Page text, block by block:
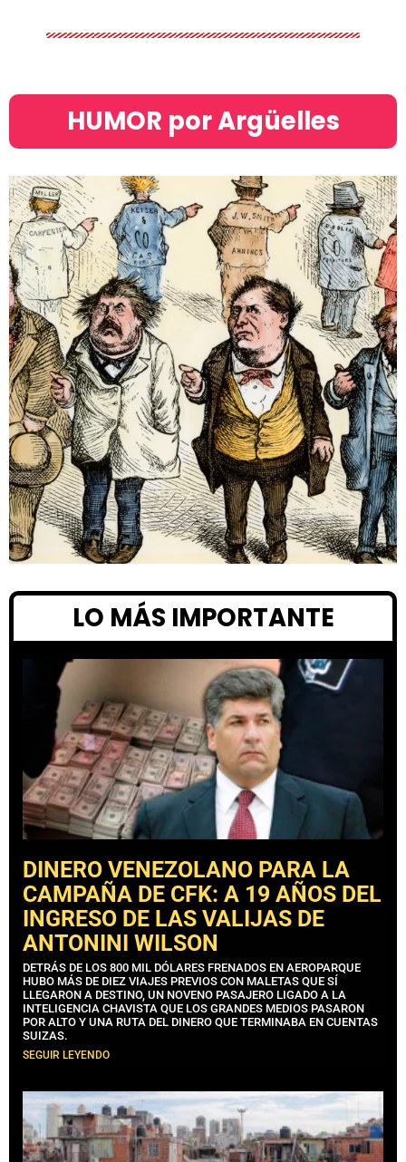
HUMOR por Argüelles​
LO MÁS IMPORTANTE
DINERO VENEZOLANO PARA LA
CAMPAÑA DE CFK: A 19 AÑOS DEL
INGRESO DE LAS VALIJAS DE
ANTONINI WILSON
DETRÁS DE LOS 800 MIL DÓLARES FRENADOS EN AEROPARQUE
HUBO MÁS DE DIEZ VIAJES PREVIOS CON MALETAS QUE SÍ
LLEGARON A DESTINO, UN NOVENO PASAJERO LIGADO A LA
INTELIGENCIA CHAVISTA QUE LOS GRANDES MEDIOS PASARON
POR ALTO Y UNA RUTA DEL DINERO QUE TERMINABA EN CUENTAS
SUIZAS.
SEGUIR LEYENDO